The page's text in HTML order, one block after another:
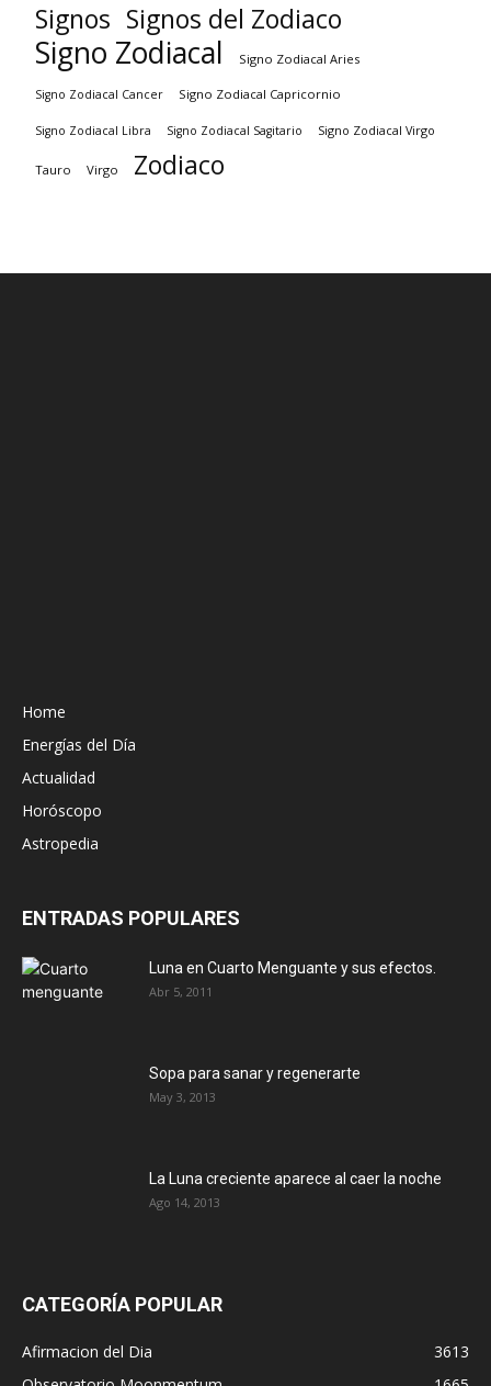
Signos Signos del Zodiaco
Signo Zodiacal Signo Zodiacal Aries
Signo Zodiacal Cancer Signo Zodiacal Capricornio
Signo Zodiacal Libra Signo Zodiacal Sagitario Signo Zodiacal Virgo
Tauro Virgo Zodiaco
Home
Energías del Día
Actualidad
Horóscopo
Astropedia
ENTRADAS POPULARES
Luna en Cuarto Menguante y sus efectos.
Abr 5, 2011
Sopa para sanar y regenerarte
May 3, 2013
La Luna creciente aparece al caer la noche
Ago 14, 2013
CATEGORÍA POPULAR
Afirmacion del Dia
3613